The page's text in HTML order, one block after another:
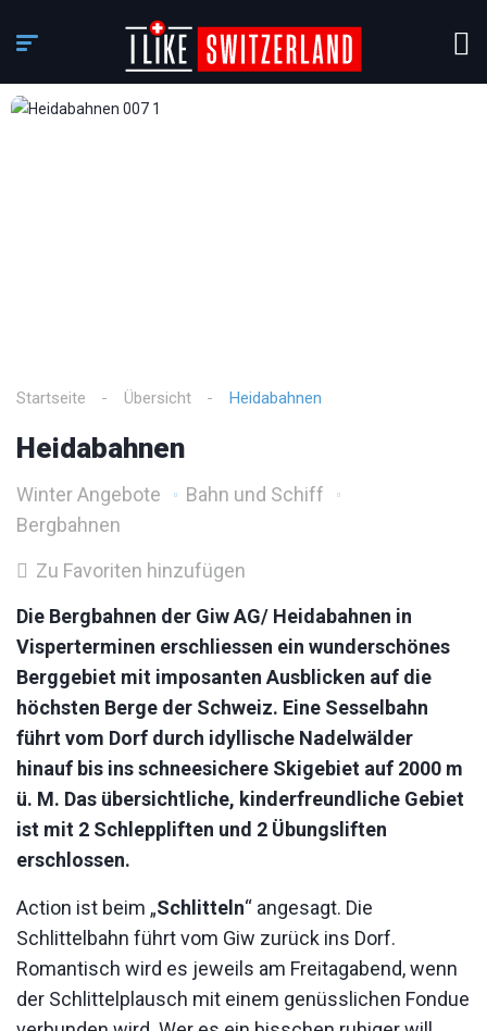
Startseite Übersicht Heidabahnen
Heidabahnen
Winter Angebote
Bahn und Schiff
Bergbahnen
Zu Favoriten hinzufügen
Die Bergbahnen der Giw AG/ Heidabahnen in
Visperterminen erschliessen ein wunderschönes
Berggebiet mit imposanten Ausblicken auf die
höchsten Berge der Schweiz. Eine Sesselbahn
führt vom Dorf durch idyllische Nadelwälder
hinauf bis ins schneesichere Skigebiet auf 2000 m
ü. M. Das übersichtliche, kinderfreundliche Gebiet
ist mit 2 Schleppliften und 2 Übungsliften
erschlossen.
Action ist beim „Schlitteln“ angesagt. Die
Schlittelbahn führt vom Giw zurück ins Dorf.
Romantisch wird es jeweils am Freitagabend, wenn
der Schlittelplausch mit einem genüsslichen Fondue